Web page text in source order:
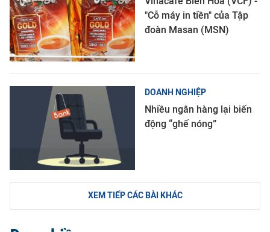
"Cỗ máy in tiền" của Tập
đoàn Masan (MSN)
DOANH NGHIỆP
Nhiều ngân hàng lại biến
động “ghế nóng”
XEM TIẾP CÁC BÀI KHÁC